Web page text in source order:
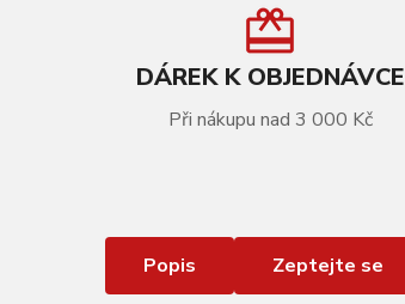
DÁREK K OBJEDNÁVCE
Při nákupu nad 3 000 Kč
Popis Zeptejte se